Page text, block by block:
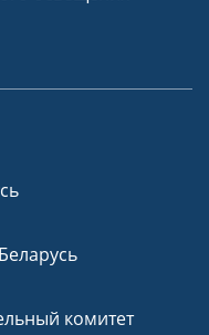
комитет